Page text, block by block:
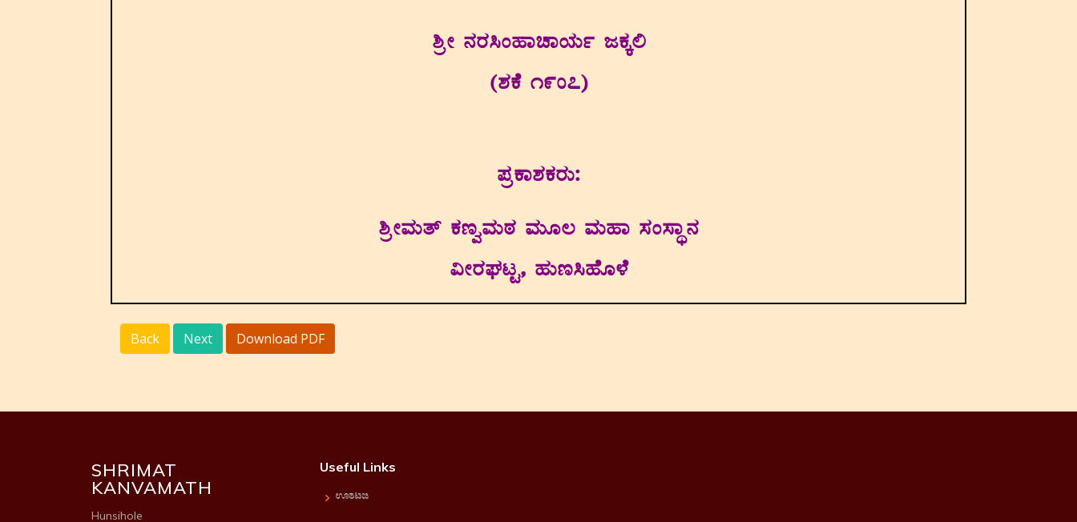
²æÃ £ÀgÀ¹AºÁZÁAiÀÄð dPÀÌ°
(±ÀPÉ 1907)
¥ÀæPÁ±ÀPÀgÀÄ:
²æÃªÀÄvï PÀtéªÀÄoÀ ªÀÄÆ® ªÀÄºÁ ¸ÀA¸ÁÜ£À
«ÃgÀWÀlÖ, ºÀÄt¹ºÉÆ¼É
Back Next Download PDF
SHRIMAT
KANVAMATH
Hunsihole
Useful Links
Home